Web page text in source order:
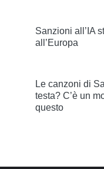
Sanzioni all’IA
all’Europa
Le canzoni di
testa? C’è un
questo